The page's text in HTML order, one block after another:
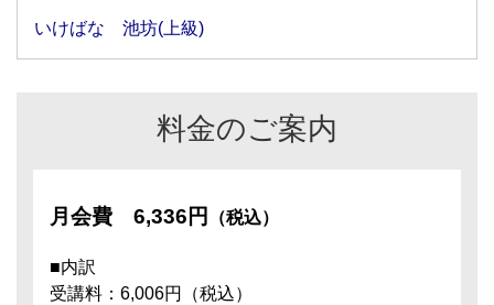
いけばな 池坊(上級)
料金のご案内
月会費 6,336円 （税込）
■内訳
受講料：6,006円（税込）